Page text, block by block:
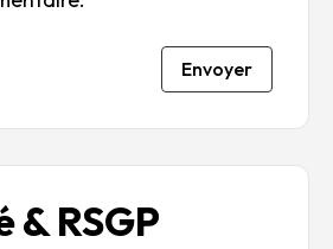
Envoyer
& RSGP